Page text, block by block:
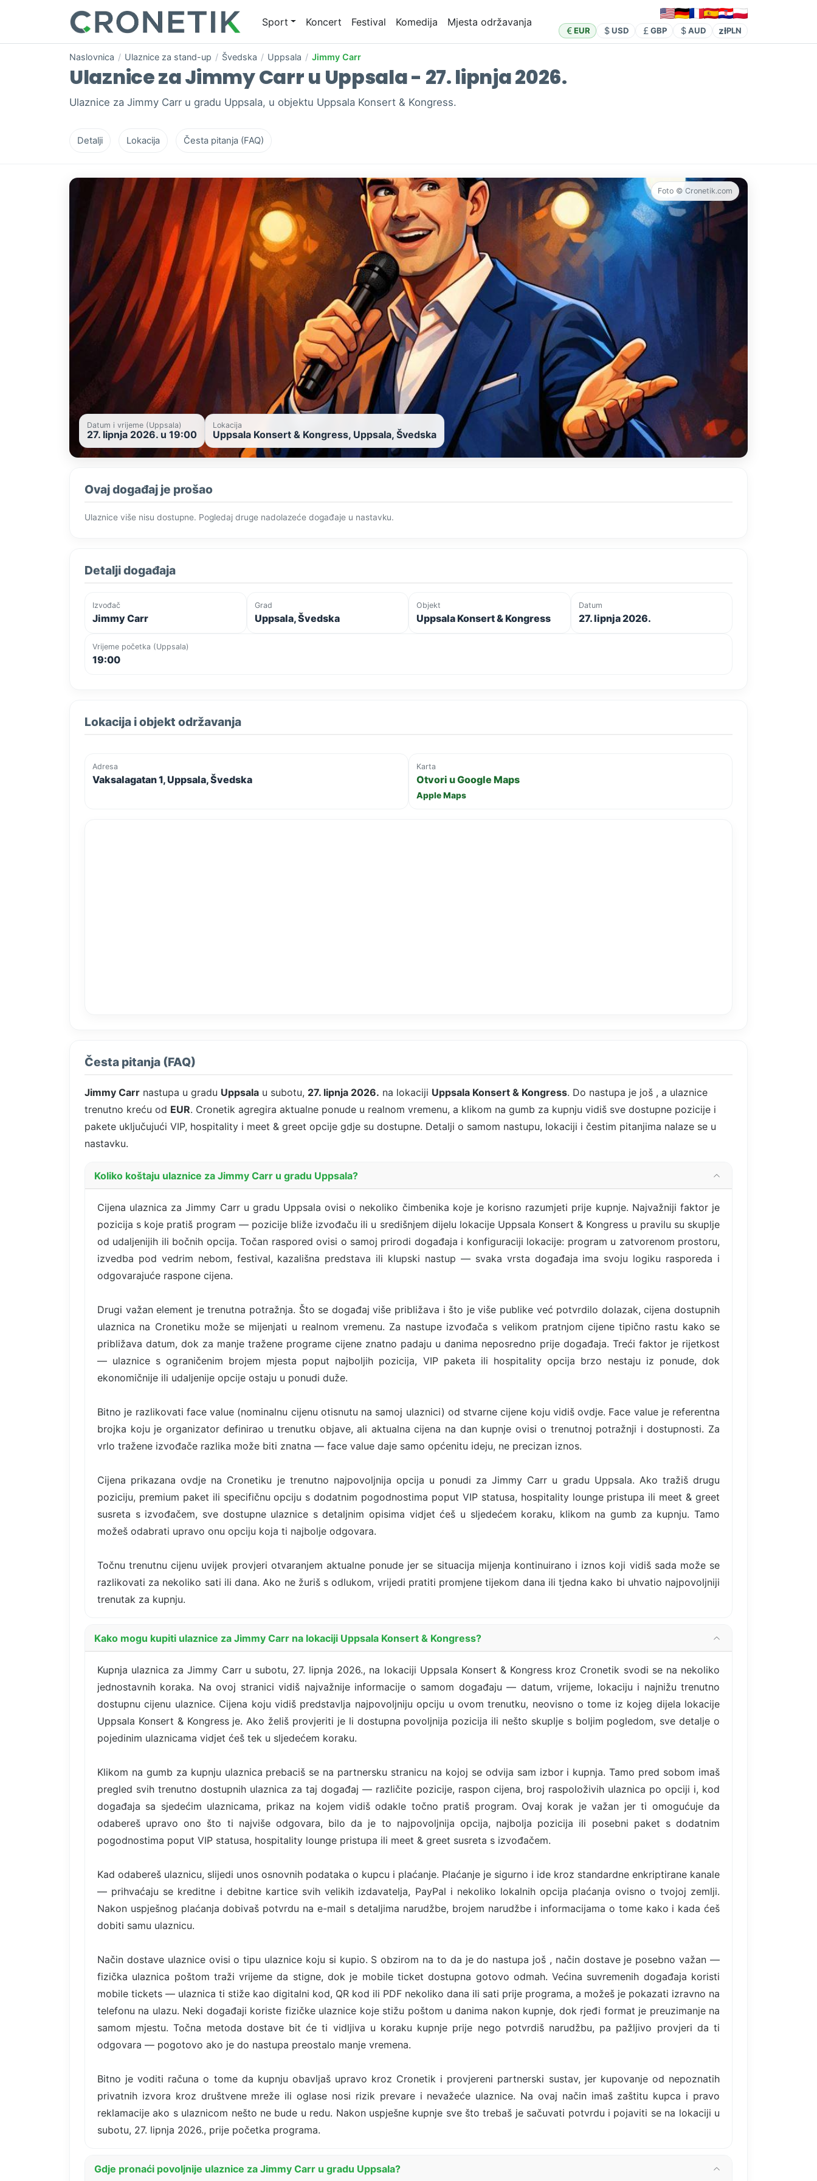
Sport Koncert Festival Komedija Mjesta održavanja
EUR USD GBP AUD złPLN
Naslovnica / Ulaznice za stand-up / Švedska / Uppsala / Jimmy Carr
Ulaznice za Jimmy Carr u Uppsala - 27. lipnja 2026.
Ulaznice za Jimmy Carr u gradu Uppsala, u objektu Uppsala Konsert & Kongress.
Detalji Lokacija Česta pitanja (FAQ)
Foto © Cronetik.com
Datum i vrijeme (Uppsala)
27. lipnja 2026. u 19:00
Lokacija
Uppsala Konsert & Kongress, Uppsala, Švedska
Ovaj događaj je prošao
Ulaznice više nisu dostupne. Pogledaj druge nadolazeće događaje u nastavku.
Detalji događaja
Izvođač
Jimmy Carr
Grad
Uppsala, Švedska
Objekt
Uppsala Konsert & Kongress
Datum
27. lipnja 2026.
Vrijeme početka (Uppsala)
19:00
Lokacija i objekt održavanja
Adresa
Vaksalagatan 1, Uppsala, Švedska
Karta
Otvori u Google Maps
Apple Maps
Česta pitanja (FAQ)
Jimmy Carr nastupa u gradu Uppsala u subotu, 27. lipnja 2026. na lokaciji Uppsala Konsert & Kongress. Do nastupa je još , a ulaznice
trenutno kreću od EUR. Cronetik agregira aktualne ponude u realnom vremenu, a klikom na gumb za kupnju vidiš sve dostupne pozicije i
pakete uključujući VIP, hospitality i meet & greet opcije gdje su dostupne. Detalji o samom nastupu, lokaciji i čestim pitanjima nalaze se u
nastavku.
Koliko koštaju ulaznice za Jimmy Carr u gradu Uppsala?
Cijena ulaznica za Jimmy Carr u gradu Uppsala ovisi o nekoliko čimbenika koje je korisno razumjeti prije kupnje. Najvažniji faktor je
pozicija s koje pratiš program — pozicije bliže izvođaču ili u središnjem dijelu lokacije Uppsala Konsert & Kongress u pravilu su skuplje
od udaljenijih ili bočnih opcija. Točan raspored ovisi o samoj prirodi događaja i konfiguraciji lokacije: program u zatvorenom prostoru,
izvedba pod vedrim nebom, festival, kazališna predstava ili klupski nastup — svaka vrsta događaja ima svoju logiku rasporeda i
odgovarajuće raspone cijena.
Drugi važan element je trenutna potražnja. Što se događaj više približava i što je više publike već potvrdilo dolazak, cijena dostupnih
ulaznica na Cronetiku može se mijenjati u realnom vremenu. Za nastupe izvođača s velikom pratnjom cijene tipično rastu kako se
približava datum, dok za manje tražene programe cijene znatno padaju u danima neposredno prije događaja. Treći faktor je rijetkost
— ulaznice s ograničenim brojem mjesta poput najboljih pozicija, VIP paketa ili hospitality opcija brzo nestaju iz ponude, dok
ekonomičnije ili udaljenije opcije ostaju u ponudi duže.
Bitno je razlikovati face value (nominalnu cijenu otisnutu na samoj ulaznici) od stvarne cijene koju vidiš ovdje. Face value je referentna
brojka koju je organizator definirao u trenutku objave, ali aktualna cijena na dan kupnje ovisi o trenutnoj potražnji i dostupnosti. Za
vrlo tražene izvođače razlika može biti znatna — face value daje samo općenitu ideju, ne precizan iznos.
Cijena prikazana ovdje na Cronetiku je trenutno najpovoljnija opcija u ponudi za Jimmy Carr u gradu Uppsala. Ako tražiš drugu
poziciju, premium paket ili specifičnu opciju s dodatnim pogodnostima poput VIP statusa, hospitality lounge pristupa ili meet & greet
susreta s izvođačem, sve dostupne ulaznice s detaljnim opisima vidjet ćeš u sljedećem koraku, klikom na gumb za kupnju. Tamo
možeš odabrati upravo onu opciju koja ti najbolje odgovara.
Točnu trenutnu cijenu uvijek provjeri otvaranjem aktualne ponude jer se situacija mijenja kontinuirano i iznos koji vidiš sada može se
razlikovati za nekoliko sati ili dana. Ako ne žuriš s odlukom, vrijedi pratiti promjene tijekom dana ili tjedna kako bi uhvatio najpovoljniji
trenutak za kupnju.
Kako mogu kupiti ulaznice za Jimmy Carr na lokaciji Uppsala Konsert & Kongress?
Kupnja ulaznica za Jimmy Carr u subotu, 27. lipnja 2026., na lokaciji Uppsala Konsert & Kongress kroz Cronetik svodi se na nekoliko
jednostavnih koraka. Na ovoj stranici vidiš najvažnije informacije o samom događaju — datum, vrijeme, lokaciju i najnižu trenutno
dostupnu cijenu ulaznice. Cijena koju vidiš predstavlja najpovoljniju opciju u ovom trenutku, neovisno o tome iz kojeg dijela lokacije
Uppsala Konsert & Kongress je. Ako želiš provjeriti je li dostupna povoljnija pozicija ili nešto skuplje s boljim pogledom, sve detalje o
pojedinim ulaznicama vidjet ćeš tek u sljedećem koraku.
Klikom na gumb za kupnju ulaznica prebaciš se na partnersku stranicu na kojoj se odvija sam izbor i kupnja. Tamo pred sobom imaš
pregled svih trenutno dostupnih ulaznica za taj događaj — različite pozicije, raspon cijena, broj raspoloživih ulaznica po opciji i, kod
događaja sa sjedećim ulaznicama, prikaz na kojem vidiš odakle točno pratiš program. Ovaj korak je važan jer ti omogućuje da
odabereš upravo ono što ti najviše odgovara, bilo da je to najpovoljnija opcija, najbolja pozicija ili posebni paket s dodatnim
pogodnostima poput VIP statusa, hospitality lounge pristupa ili meet & greet susreta s izvođačem.
Kad odabereš ulaznicu, slijedi unos osnovnih podataka o kupcu i plaćanje. Plaćanje je sigurno i ide kroz standardne enkriptirane kanale
— prihvaćaju se kreditne i debitne kartice svih velikih izdavatelja, PayPal i nekoliko lokalnih opcija plaćanja ovisno o tvojoj zemlji.
Nakon uspješnog plaćanja dobivaš potvrdu na e-mail s detaljima narudžbe, brojem narudžbe i informacijama o tome kako i kada ćeš
dobiti samu ulaznicu.
Način dostave ulaznice ovisi o tipu ulaznice koju si kupio. S obzirom na to da je do nastupa još , način dostave je posebno važan —
fizička ulaznica poštom traži vrijeme da stigne, dok je mobile ticket dostupna gotovo odmah. Većina suvremenih događaja koristi
mobile tickets — ulaznica ti stiže kao digitalni kod, QR kod ili PDF nekoliko dana ili sati prije programa, a možeš je pokazati izravno na
telefonu na ulazu. Neki događaji koriste fizičke ulaznice koje stižu poštom u danima nakon kupnje, dok rjeđi format je preuzimanje na
samom mjestu. Točna metoda dostave bit će ti vidljiva u koraku kupnje prije nego potvrdiš narudžbu, pa pažljivo provjeri da ti
odgovara — pogotovo ako je do nastupa preostalo manje vremena.
Bitno je voditi računa o tome da kupnju obavljaš upravo kroz Cronetik i provjereni partnerski sustav, jer kupovanje od nepoznatih
privatnih izvora kroz društvene mreže ili oglase nosi rizik prevare i nevažeće ulaznice. Na ovaj način imaš zaštitu kupca i pravo
reklamacije ako s ulaznicom nešto ne bude u redu. Nakon uspješne kupnje sve što trebaš je sačuvati potvrdu i pojaviti se na lokaciji u
subotu, 27. lipnja 2026., prije početka programa.
Gdje pronaći povoljnije ulaznice za Jimmy Carr u gradu Uppsala?